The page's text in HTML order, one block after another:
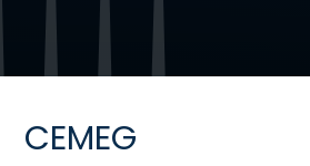
CEMEG